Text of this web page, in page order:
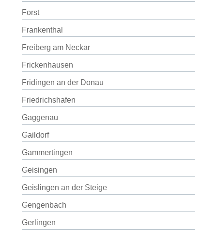
Forst
Frankenthal
Freiberg am Neckar
Frickenhausen
Fridingen an der Donau
Friedrichshafen
Gaggenau
Gaildorf
Gammertingen
Geisingen
Geislingen an der Steige
Gengenbach
Gerlingen